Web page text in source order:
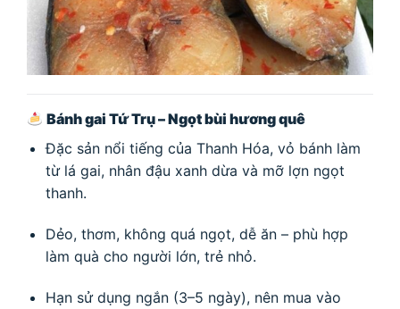
Bánh gai Tứ Trụ – Ngọt bùi hương quê
Đặc sản nổi tiếng của Thanh Hóa, vỏ bánh làm
từ lá gai, nhân đậu xanh dừa và mỡ lợn ngọt
thanh.
Dẻo, thơm, không quá ngọt, dễ ăn – phù hợp
làm quà cho người lớn, trẻ nhỏ.
Hạn sử dụng ngắn (3–5 ngày), nên mua vào